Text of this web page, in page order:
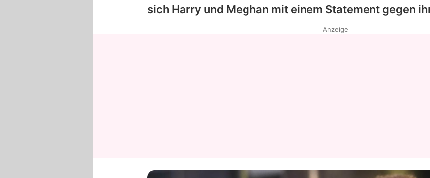
sich Harry und Meghan mit einem Statement gegen
Anzeige